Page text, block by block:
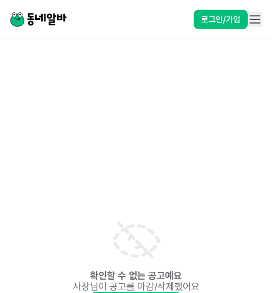
로그인/가입
확인할 수 없는 공고예요
사장님이 공고를 마감/삭제했어요